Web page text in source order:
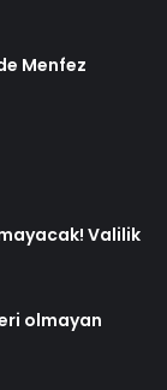
Menfez
Valilik
olmayan